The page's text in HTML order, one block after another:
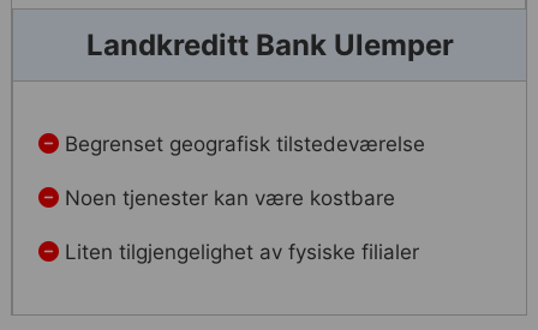
Landkreditt Bank Ulemper
Begrenset geografisk tilstedeværelse
Noen tjenester kan være kostbare
Liten tilgjengelighet av fysiske filialer